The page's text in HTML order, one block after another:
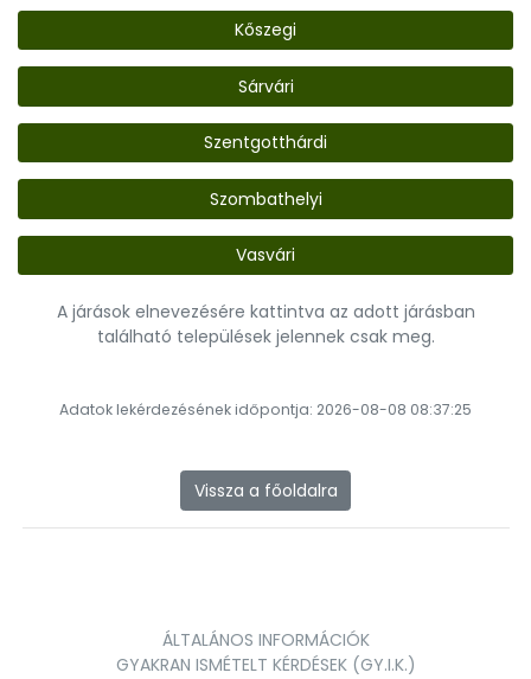
Kőszegi
Sárvári
Szentgotthárdi
Szombathelyi
Vasvári
A járások elnevezésére kattintva az adott járásban
található települések jelennek csak meg.
Adatok lekérdezésének időpontja: 2026-08-08 08:37:25
Vissza a főoldalra
ÁLTALÁNOS INFORMÁCIÓK
GYAKRAN ISMÉTELT KÉRDÉSEK (GY.I.K.)